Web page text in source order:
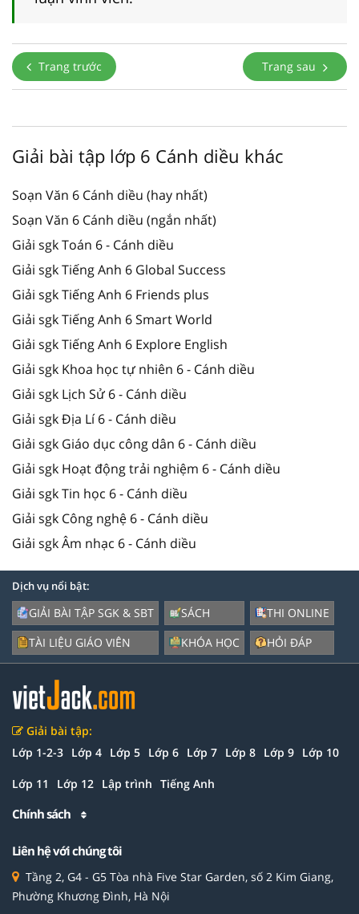
Trang trước Trang sau
Giải bài tập lớp 6 Cánh diều khác
Soạn Văn 6 Cánh diều (hay nhất)
Soạn Văn 6 Cánh diều (ngắn nhất)
Giải sgk Toán 6 - Cánh diều
Giải sgk Tiếng Anh 6 Global Success
Giải sgk Tiếng Anh 6 Friends plus
Giải sgk Tiếng Anh 6 Smart World
Giải sgk Tiếng Anh 6 Explore English
Giải sgk Khoa học tự nhiên 6 - Cánh diều
Giải sgk Lịch Sử 6 - Cánh diều
Giải sgk Địa Lí 6 - Cánh diều
Giải sgk Giáo dục công dân 6 - Cánh diều
Giải sgk Hoạt động trải nghiệm 6 - Cánh diều
Giải sgk Tin học 6 - Cánh diều
Giải sgk Công nghệ 6 - Cánh diều
Giải sgk Âm nhạc 6 - Cánh diều
Dịch vụ nổi bật:
GIẢI BÀI TẬP SGK & SBT
TÀI LIỆU GIÁO VIÊN
SÁCH
KHÓA HỌC
THI ONLINE
HỎI ĐÁP
Giải bài tập:
Lớp 1-2-3 Lớp 4 Lớp 5 Lớp 6 Lớp 7 Lớp 8 Lớp 9 Lớp 10
Lớp 11 Lớp 12 Lập trình Tiếng Anh
Chính sách
Liên hệ với chúng tôi
Tầng 2, G4 - G5 Tòa nhà Five Star Garden, số 2 Kim Giang,
Phường Khương Đình, Hà Nội